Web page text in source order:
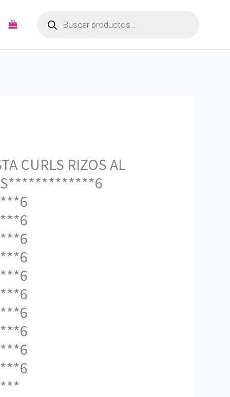
productos
CURLS RIZOS AL